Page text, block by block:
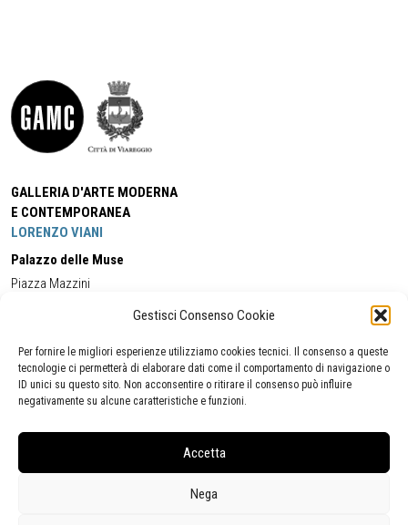
Gestisci Consenso Cookie
Per fornire le migliori esperienze utilizziamo cookies tecnici. Il consenso a queste
tecnologie ci permetterà di elaborare dati come il comportamento di navigazione o
ID unici su questo sito. Non acconsentire o ritirare il consenso può influire
negativamente su alcune caratteristiche e funzioni.
Accetta
Nega
GALLERIA D'ARTE MODERNA
E CONTEMPORANEA
LORENZO VIANI
Palazzo delle Muse
Piazza Mazzini
Cell:+39 338 5714978 (orario apertura Galleria)
Tel:
+39 0584 944580
(orario 09.00/13.00)
Email:gamc@comune.viareggio.lu.it
Segnalazione di inaccessibilità